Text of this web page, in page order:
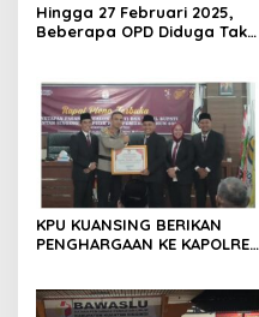
Hingga 27 Februari 2025,
Beberapa OPD Diduga Tak
Dampak Negatif Terhadap
Kemajuan Daerah (Pemkab
Rokan Hilir).
KPU KUANSING BERIKAN
PENGHARGAAN KE KAPOLRES